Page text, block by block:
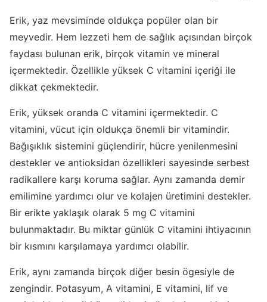
Erik, yaz mevsiminde oldukça popüler olan bir
meyvedir. Hem lezzeti hem de sağlık açısından birçok
faydası bulunan erik, birçok vitamin ve mineral
içermektedir. Özellikle yüksek C vitamini içeriği ile
dikkat çekmektedir.
Erik, yüksek oranda C vitamini içermektedir. C
vitamini, vücut için oldukça önemli bir vitamindir.
Bağışıklık sistemini güçlendirir, hücre yenilenmesini
destekler ve antioksidan özellikleri sayesinde serbest
radikallere karşı koruma sağlar. Aynı zamanda demir
emilimine yardımcı olur ve kolajen üretimini destekler.
Bir erikte yaklaşık olarak 5 mg C vitamini
bulunmaktadır. Bu miktar günlük C vitamini ihtiyacının
bir kısmını karşılamaya yardımcı olabilir.
Erik, aynı zamanda birçok diğer besin ögesiyle de
zengindir. Potasyum, A vitamini, E vitamini, lif ve